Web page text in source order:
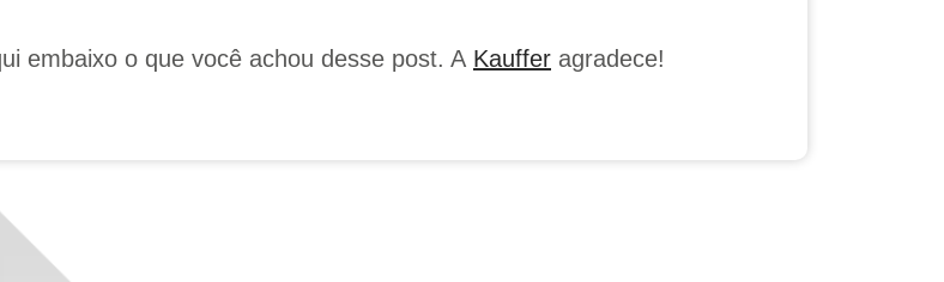
embaixo o que você achou desse post. A Kauffer agradece!